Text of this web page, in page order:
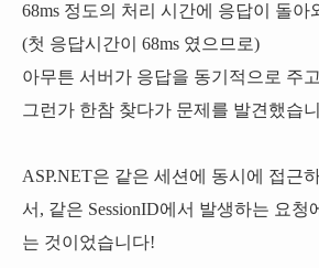
68ms 정도의 처리 시간에 응답이 돌아
(첫 응답시간이 68ms 였으므로)
아무튼 서버가 응답을 동기적으로 주
그런가 한참 찾다가 문제를 발견했습
ASP.NET은 같은 세션에 동시에 접근
서, 같은 SessionID에서 발생하는 요청
는 것이었습니다!